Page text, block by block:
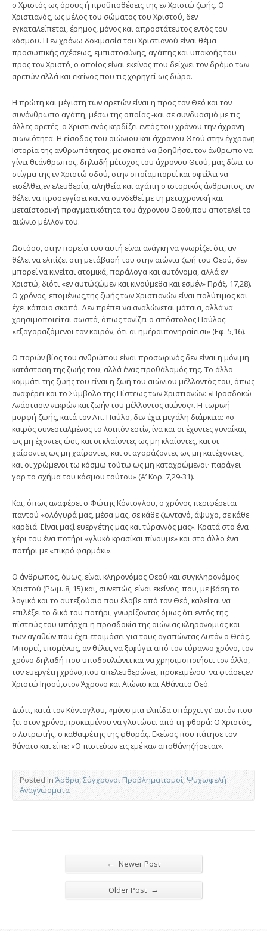
ο Χριστός ως όρους ή προϋποθέσεις της εν Χριστώ ζωής. Ο
Χριστιανός, ως μέλος του σώματος του Χριστού, δεν
εγκαταλείπεται, έρημος, μόνος και απροστάτευτος εντός του
κόσμου. Η εν χρόνω δοκιμασία του Χριστιανού είναι θέμα
προσωπικής σχέσεως, εμπιστοσύνης, αγάπης και υπακοής του
προς τον Χριστό, ο οποίος είναι εκείνος που δείχνει τον δρόμο των
αρετών αλλά και εκείνος που τις χορηγεί ως δώρα.
Η πρώτη και μέγιστη των αρετών είναι η προς τον Θεό και τον
συνάνθρωπο αγάπη, μέσω της οποίας -και σε συνδυασμό με τις
άλλες αρετές- ο Χριστιανός κερδίζει εντός του χρόνου την άχρονη
αιωνιότητα. Η είσοδος του αιώνιου και άχρονου Θεού στην έγχρονη
Ιστορία της ανθρωπότητας, με σκοπό να βοηθήσει τον άνθρωπο να
γίνει θεάνθρωπος, δηλαδή μέτοχος του άχρονου Θεού, μας δίνει το
στίγμα της εν Χριστώ οδού, στην οποίαμπορεί και οφείλει να
εισέλθει,εν ελευθερία, αληθεία και αγάπη ο ιστορικός άνθρωπος, αν
θέλει να προσεγγίσει και να συνδεθεί με τη μεταχρονική και
μεταϊστορική πραγματικότητα του άχρονου Θεού,που αποτελεί το
αιώνιο μέλλον του.
Ωστόσο, στην πορεία του αυτή είναι ανάγκη να γνωρίζει ότι, αν
θέλει να ελπίζει στη μετάβασή του στην αιώνια ζωή του Θεού, δεν
μπορεί να κινείται ατομικά, παράλογα και αυτόνομα, αλλά εν
Χριστώ, διότι «εν αυτώζώμεν και κινούμεθα και εσμέν» Πράξ. 17,28).
Ο χρόνος, επομένως,της ζωής των Χριστιανών είναι πολύτιμος και
έχει κάποιο σκοπό. Δεν πρέπει να αναλώνεται μάταια, αλλά να
χρησιμοποιείται σωστά, όπως τονίζει ο απόστολος Παύλος:
«εξαγοραζόμενοι τον καιρόν, ότι αι ημέραιπονηραίεισι» (Εφ. 5,16).
Ο παρών βίος του ανθρώπου είναι προσωρινός δεν είναι η μόνιμη
κατάσταση της ζωής του, αλλά ένας προθάλαμός της. Το άλλο
κομμάτι της ζωής του είναι η ζωή του αιώνιου μέλλοντός του, όπως
αναφέρει και το Σύμβολο της Πίστεως των Χριστιανών: «Προσδοκώ
Ανάστασιν νεκρών και ζωήν του μέλλοντος αιώνος». Η τωρινή
μορφή ζωής, κατά τον Απ. Παύλο, δεν έχει μεγάλη διάρκεια: «ο
καιρός συνεσταλμένος το λοιπόν εστίν, ίνα και οι έχοντες γυναίκας
ως μη έχοντες ώσι, και οι κλαίοντες ως μη κλαίοντες, και οι
χαίροντες ως μη χαίροντες, και οι αγοράζοντες ως μη κατέχοντες,
και οι χρώμενοι τω κόσμω τούτω ως μη καταχρώμενοι· παράγει
γαρ το σχήμα του κόσμου τούτου» (Α’ Κορ. 7,29-31).
Και, όπως αναφέρει ο Φώτης Κόντογλου, ο χρόνος περιφέρεται
παντού «ολόγυρά μας, μέσα μας, σε κάθε ζωντανό, άψυχο, σε κάθε
καρδιά. Είναι μαζί ευεργέτης μας και τύραννός μας». Κρατά στο ένα
χέρι του ένα ποτήρι «γλυκό κρασίκαι πίνουμε» και στο άλλο ένα
ποτήρι με «πικρό φαρμάκι».
Ο άνθρωπος, όμως, είναι κληρονόμος Θεού και συγκληρονόμος
Χριστού (Ρωμ. 8, 15) και, συνεπώς, είναι εκείνος, που, με βάση το
λογικό και το αυτεξούσιο που έλαβε από τον Θεό, καλείται να
επιλέξει το δικό του ποτήρι, γνωρίζοντας όμως ότι εντός της
πίστεώς του υπάρχει η προσδοκία της αιώνιας κληρονομιάς και
των αγαθών που έχει ετοιμάσει για τους αγαπώντας Αυτόν ο Θεός.
Μπορεί, επομένως, αν θέλει, να ξεφύγει από τον τύραννο χρόνο, τον
χρόνο δηλαδή που υποδουλώνει και να χρησιμοποιήσει τον άλλο,
τον ευεργέτη χρόνο,που απελευθερώνει, προκειμένου να φτάσει,εν
Χριστώ Ιησού,στον Άχρονο και Αιώνιο και Αθάνατο Θεό.
Διότι, κατά τον Κόντογλου, «μόνο μια ελπίδα υπάρχει γι’ αυτόν που
ζει στον χρόνο,προκειμένου να γλυτώσει από τη φθορά: Ο Χριστός,
ο λυτρωτής, ο καθαιρέτης της φθοράς. Εκείνος που πάτησε τον
θάνατο και είπε: «Ο πιστεύων εις εμέ καν αποθάνηζήσεται».
Posted in Άρθρα,Σύγχρονοι Προβληματισμοί,Ψυχωφελή
Αναγνώσματα
← Newer Post
Older Post →